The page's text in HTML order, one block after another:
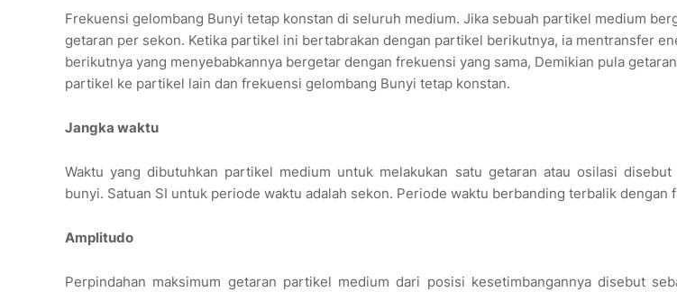
Frekuensi gelombang Bunyi tetap konstan di seluruh medium. Jika sebuah partikel medium
getaran per sekon. Ketika partikel ini bertabrakan dengan partikel berikutnya, ia mentransfer
berikutnya yang menyebabkannya bergetar dengan frekuensi yang sama, Demikian pula
partikel ke partikel lain dan frekuensi gelombang Bunyi tetap konstan.
Jangka waktu
Waktu yang dibutuhkan partikel medium untuk melakukan satu getaran atau osilasi
bunyi. Satuan SI untuk periode waktu adalah sekon. Periode waktu berbanding terbalik dengan
Amplitudo
Perpindahan maksimum getaran partikel medium dari posisi kesetimbangannya disebut